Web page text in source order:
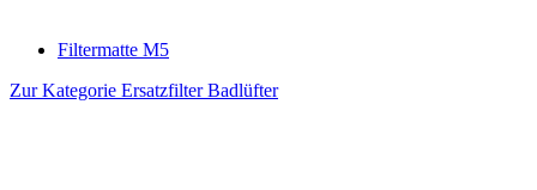
Filtermatte M5
Zur Kategorie Ersatzfilter Badlüfter